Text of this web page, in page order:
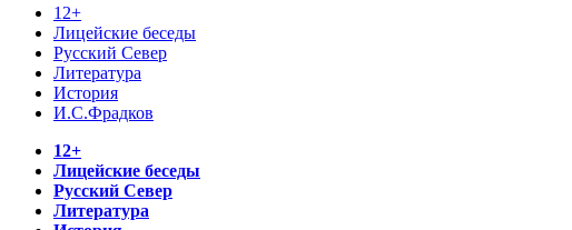
12+
Лицейские беседы
Русский Север
Литература
История
И.С.Фрадков
12+
Лицейские беседы
Русский Север
Литература